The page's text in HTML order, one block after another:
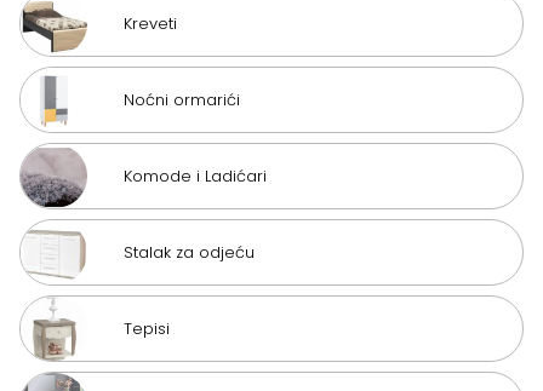
Kreveti
Noćni ormarići
Komode i Ladićari
Stalak za odjeću
Tepisi